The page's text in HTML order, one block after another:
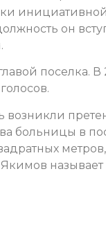
он
поселка. В
больницы в
Якимов